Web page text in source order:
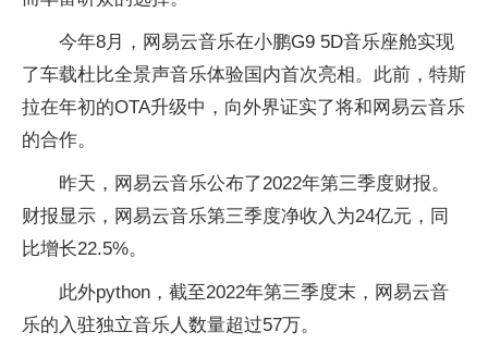
今年8月，网易云音乐在小鹏G9 5D音乐座舱实现
了车载杜比全景声音乐体验国内首次亮相。此前，特斯
拉在年初的OTA升级中，向外界证实了将和网易云音乐
的合作。
昨天，网易云音乐公布了2022年第三季度财报。
财报显示，网易云音乐第三季度净收入为24亿元，同
比增长22.5%。
此外python，截至2022年第三季度末，网易云音
乐的入驻独立音乐人数量超过57万。